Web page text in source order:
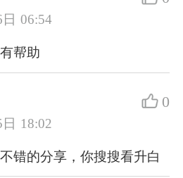
06:54
帮助
18:02
0
错的分享，你搜搜看升白